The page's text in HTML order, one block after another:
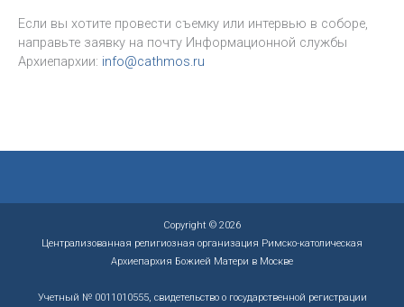
Если вы хотите провести съемку или интервью в соборе,
направьте заявку на почту Информационной службы
Архиепархии: info@cathmos.ru
Copyright © 2026
Централизованная религиозная организация Римско-католическая
Архиепархия Божией Матери в Москве
Учетный № 0011010555, свидетельство о государственной регистрации